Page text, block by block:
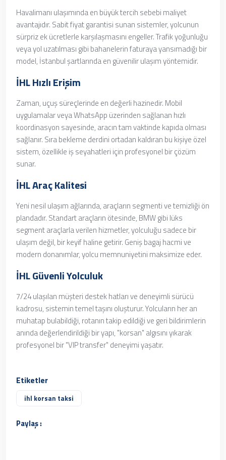
Havalimanı ulaşımında en büyük tercih sebebi maliyet
avantajıdır. Sabit fiyat garantisi sunan sistemler, yolcunun
sürpriz ek ücretlerle karşılaşmasını engeller. Trafik yoğunluğu
veya yol uzatılması gibi bahanelerin faturaya yansımadığı bir
model, İstanbul şartlarında en güvenilir ulaşım yöntemidir.
İHL Hızlı Erişim
Zaman, uçuş süreçlerinde en değerli hazinedir. Mobil
uygulamalar veya WhatsApp üzerinden sağlanan hızlı
koordinasyon sayesinde, aracın tam vaktinde kapıda olması
sağlanır. Sıra bekleme derdini ortadan kaldıran bu kişiye özel
sistem, özellikle iş seyahatleri için profesyonel bir çözüm
sunar.
İHL Araç Kalitesi
Yeni nesil ulaşım ağlarında, araçların segmenti ve temizliği ön
plandadır. Standart araçların ötesinde, BMW gibi lüks
segment araçlarla verilen hizmetler, yolculuğu sadece bir
ulaşım değil, bir keyif haline getirir. Geniş bagaj hacmi ve
modern donanımlar, yolcu memnuniyetini maksimize eder.
İHL Güvenli Yolculuk
7/24 ulaşılan müşteri destek hatları ve deneyimli sürücü
kadrosu, sistemin temel taşını oluşturur. Yolcuların her an
muhatap bulabildiği, rotanın takip edildiği ve geri bildirimlerin
anında değerlendirildiği bir yapı, "korsan" algısını yıkarak
profesyonel bir "VIP transfer" deneyimi yaşatır.
Etiketler
ihl korsan taksi
Paylaş :